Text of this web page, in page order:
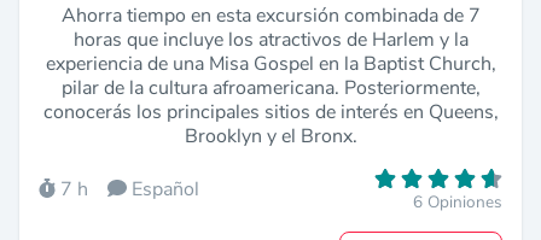
Ahorra tiempo en esta excursión combinada de 7
horas que incluye los atractivos de Harlem y la
experiencia de una Misa Gospel en la Baptist Church,
pilar de la cultura afroamericana. Posteriormente,
conocerás los principales sitios de interés en Queens,
Brooklyn y el Bronx.
7 h Español 6 Opiniones